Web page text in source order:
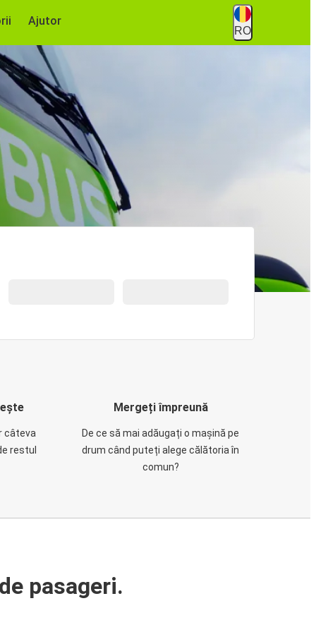
Ajutor
RO
câteva
restul
Mergeți împreună
De ce să mai adăugați o mașină pe
drum când puteți alege călătoria în
comun?
pasageri.